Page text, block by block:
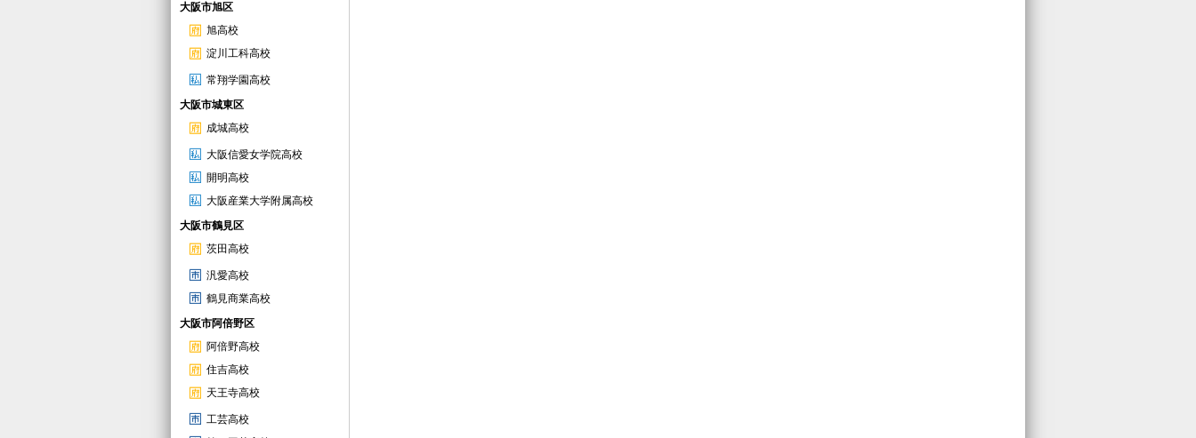
大阪市旭区
旭高校
淀川工科高校
常翔学園高校
大阪市城東区
成城高校
大阪信愛女学院高校
開明高校
大阪産業大学附属高校
大阪市鶴見区
茨田高校
汎愛高校
鶴見商業高校
大阪市阿倍野区
阿倍野高校
住吉高校
天王寺高校
工芸高校